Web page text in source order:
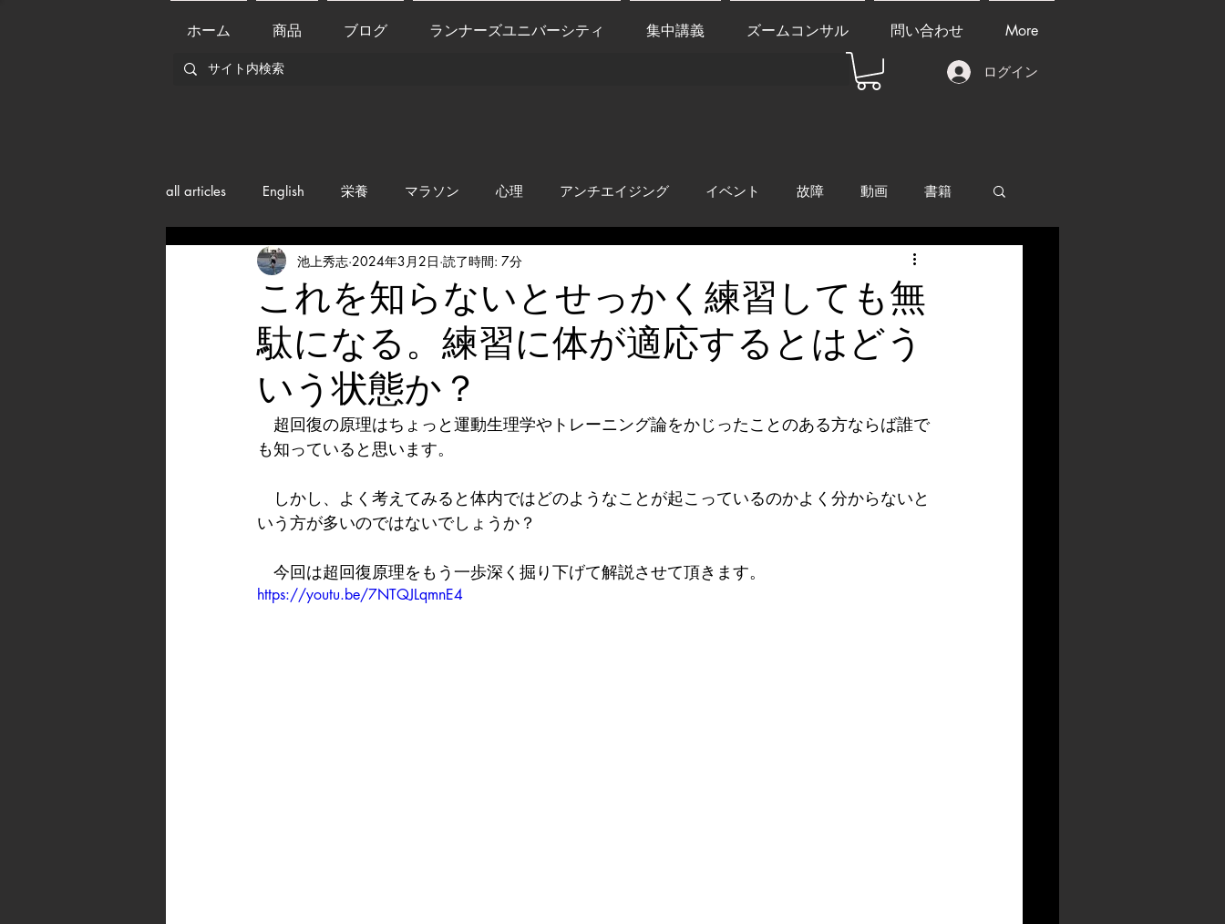
ホーム 商品 ブログ ランナーズユニバーシティ 集中講義 ズームコンサル 問い合わせ More
ログイン
all articles English 栄養 マラソン 心理 アンチエイジング イベント 故障 動画 書籍
メンバー紹介 Nutrition anti-inflammation
health mamagement セールス 走り方 極秘
これを知らないとせっかく練習しても無
駄になる。練習に体が適応するとはどう
いう状態か？
池上秀志 2024年3月2日 読了時間: 7分
超回復の原理はちょっと運動生理学やトレーニング論をかじったことのある方ならば誰で
も知っていると思います。
しかし、よく考えてみると体内ではどのようなことが起こっているのかよく分からないと
いう方が多いのではないでしょうか？
今回は超回復原理をもう一歩深く掘り下げて解説させて頂きます。
https://youtu.be/7NTQJLqmnE4